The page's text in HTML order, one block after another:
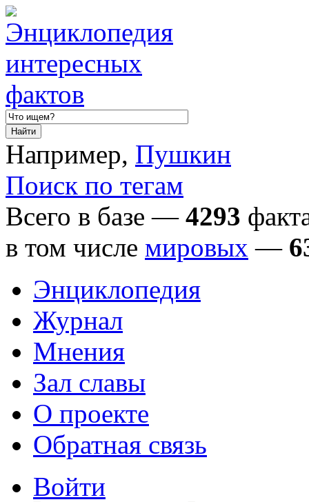
Например, Пушкин
Поиск по тегам
Всего в базе — 4293
в том числе мировых —
Энциклопедия
Журнал
Мнения
Зал славы
О проекте
Обратная связь
Войти